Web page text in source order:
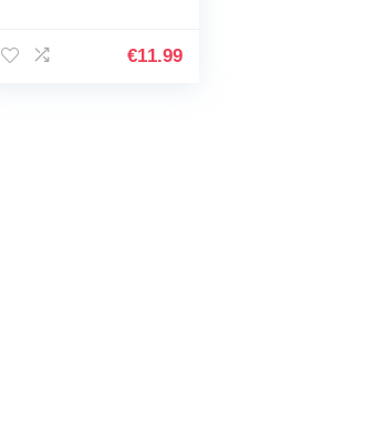
cm – Decoratie bord
€11.99